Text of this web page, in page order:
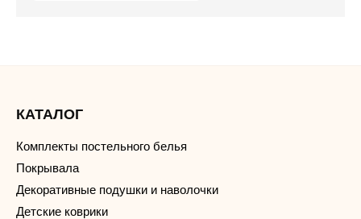
КАТАЛОГ
Комплекты постельного белья
Покрывала
Декоративные подушки и наволочки
Детские коврики